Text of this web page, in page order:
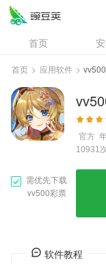
首页
资讯
问答
首页 > 应用软件 >
官方
10931
需优先下载
vv500彩票
软件教程